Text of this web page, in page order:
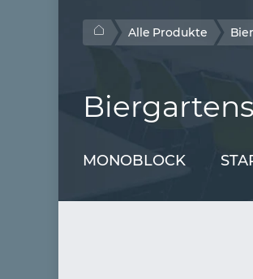
Alle Produkte
MONOBLOCK